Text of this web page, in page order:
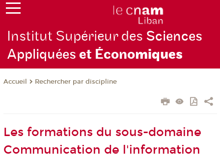
Institut Supérieur des Sciences
Appliquéeset Économiques
Accueil Rechercher par discipline
Les formations du sous-domaine
Communication de l'information